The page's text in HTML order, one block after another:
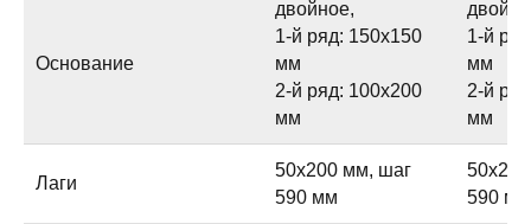
Основание
двойное,
1-й ряд: 150х150
мм
2-й ряд: 100х200
мм
1-й
мм
2-й
мм
Лаги
50х200 мм, шаг
590 мм
590 мм